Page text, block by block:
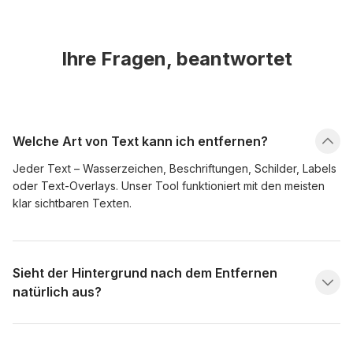
Ihre Fragen, beantwortet
Welche Art von Text kann ich entfernen?
Jeder Text – Wasserzeichen, Beschriftungen, Schilder, Labels
oder Text-Overlays. Unser Tool funktioniert mit den meisten
klar sichtbaren Texten.
Sieht der Hintergrund nach dem Entfernen
natürlich aus?